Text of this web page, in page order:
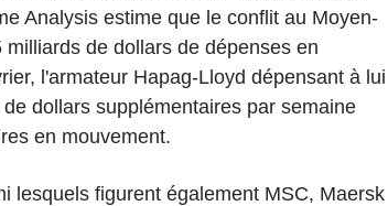
Analysis estime que le conflit au Moyen-
de dollars de dépenses en
l'armateur Hapag-Lloyd dépensant à lui
dollars supplémentaires par semaine
en mouvement.
lesquels figurent également MSC, Maersk